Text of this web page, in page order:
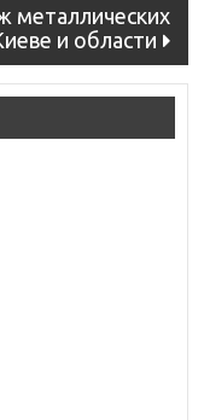
металлических
и области